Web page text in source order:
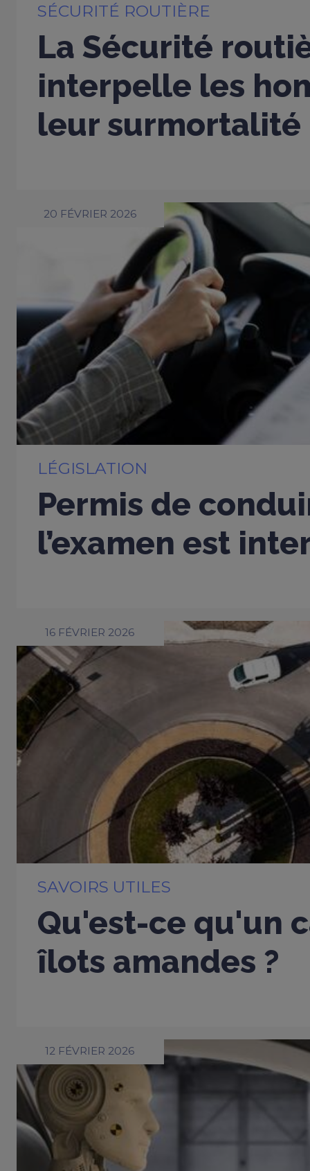
SÉCURITÉ ROUTIÈRE
La Sécurité
interpelle les
leur
20 FÉVRIER 2026
LÉGISLATION
Permis de
l’examen est
16 FÉVRIER 2026
SAVOIRS UTILES
Qu'est-ce qu'un
îlots amandes ?
12 FÉVRIER 2026